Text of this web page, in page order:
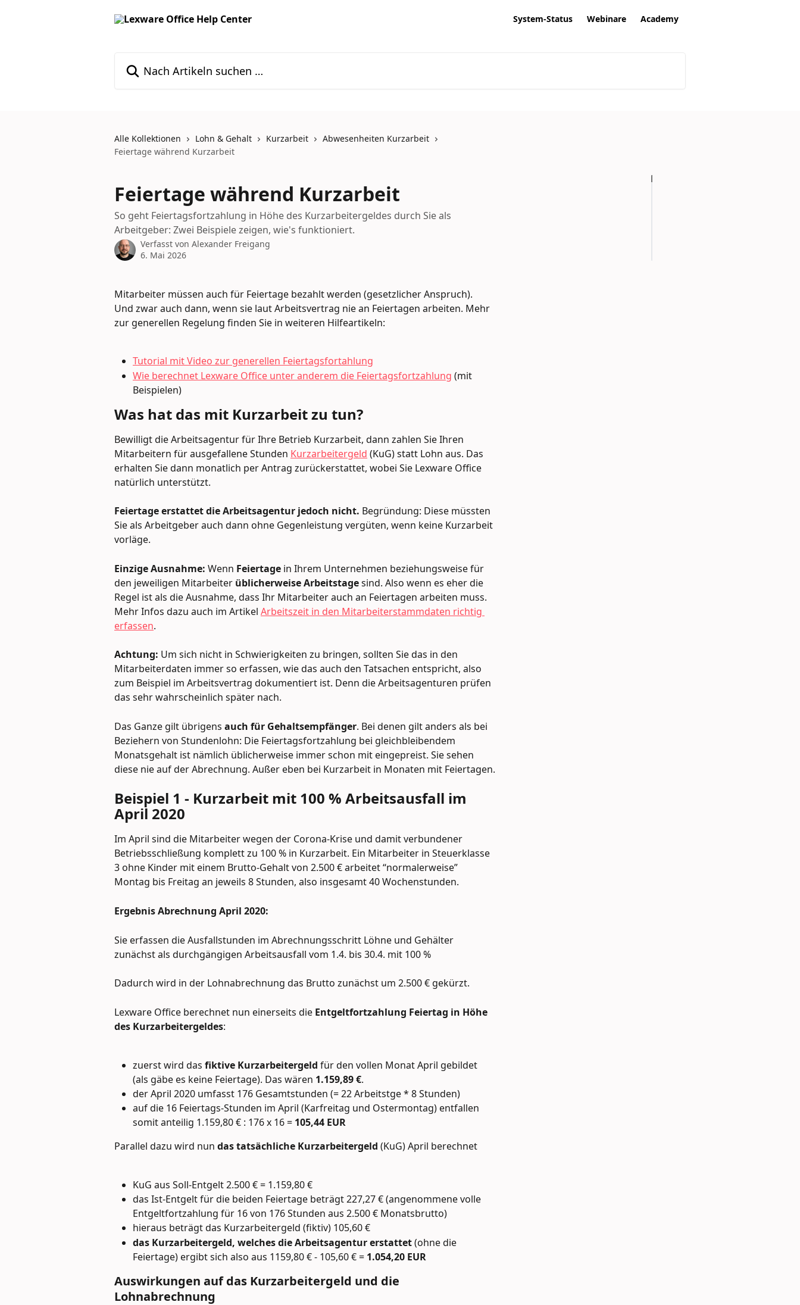
System-Status Webinare Academy
Alle Kollektionen Lohn & Gehalt Kurzarbeit
Abwesenheiten Kurzarbeit
Feiertage während Kurzarbeit
Feiertage während Kurzarbeit
So geht Feiertagsfortzahlung in Höhe des Kurzarbeitergeldes durch Sie als
Arbeitgeber: Zwei Beispiele zeigen, wie's funktioniert.
Verfasst von Alexander Freigang
6. Mai 2026
Mitarbeiter müssen auch für Feiertage bezahlt werden (gesetzlicher Anspruch).
Und zwar auch dann, wenn sie laut Arbeitsvertrag nie an Feiertagen arbeiten. Mehr
zur generellen Regelung finden Sie in weiteren Hilfeartikeln:
Tutorial mit Video zur generellen Feiertagsfortahlung
Wie berechnet Lexware Office unter anderem die Feiertagsfortzahlung (mit
Beispielen)
Was hat das mit Kurzarbeit zu tun?
Bewilligt die Arbeitsagentur für Ihre Betrieb Kurzarbeit, dann zahlen Sie Ihren
Mitarbeitern für ausgefallene Stunden Kurzarbeitergeld (KuG) statt Lohn aus. Das
erhalten Sie dann monatlich per Antrag zurückerstattet, wobei Sie Lexware Office
natürlich unterstützt.
Feiertage erstattet die Arbeitsagentur jedoch nicht. Begründung: Diese müssten
Sie als Arbeitgeber auch dann ohne Gegenleistung vergüten, wenn keine Kurzarbeit
vorläge.
Einzige Ausnahme: Wenn Feiertage in Ihrem Unternehmen beziehungsweise für
den jeweiligen Mitarbeiter üblicherweise Arbeitstage sind. Also wenn es eher die
Regel ist als die Ausnahme, dass Ihr Mitarbeiter auch an Feiertagen arbeiten muss.
Mehr Infos dazu auch im Artikel Arbeitszeit in den Mitarbeiterstammdaten richtig
erfassen.
Achtung: Um sich nicht in Schwierigkeiten zu bringen, sollten Sie das in den
Mitarbeiterdaten immer so erfassen, wie das auch den Tatsachen entspricht, also
zum Beispiel im Arbeitsvertrag dokumentiert ist. Denn die Arbeitsagenturen prüfen
das sehr wahrscheinlich später nach.
Das Ganze gilt übrigens auch für Gehaltsempfänger. Bei denen gilt anders als bei
Beziehern von Stundenlohn: Die Feiertagsfortzahlung bei gleichbleibendem
Monatsgehalt ist nämlich üblicherweise immer schon mit eingepreist. Sie sehen
diese nie auf der Abrechnung. Außer eben bei Kurzarbeit in Monaten mit Feiertagen.
Beispiel 1 - Kurzarbeit mit 100 % Arbeitsausfall im
April 2020
Im April sind die Mitarbeiter wegen der Corona-Krise und damit verbundener
Betriebsschließung komplett zu 100 % in Kurzarbeit. Ein Mitarbeiter in Steuerklasse
3 ohne Kinder mit einem Brutto-Gehalt von 2.500 € arbeitet “normalerweise”
Montag bis Freitag an jeweils 8 Stunden, also insgesamt 40 Wochenstunden.
Ergebnis Abrechnung April 2020:
Sie erfassen die Ausfallstunden im Abrechnungsschritt Löhne und Gehälter
zunächst als durchgängigen Arbeitsausfall vom 1.4. bis 30.4. mit 100 %
Dadurch wird in der Lohnabrechnung das Brutto zunächst um 2.500 € gekürzt.
Lexware Office berechnet nun einerseits die Entgeltfortzahlung Feiertag in Höhe
des Kurzarbeitergeldes:
zuerst wird das fiktive Kurzarbeitergeld für den vollen Monat April gebildet
(als gäbe es keine Feiertage). Das wären 1.159,89 €.
der April 2020 umfasst 176 Gesamtstunden (= 22 Arbeitstge * 8 Stunden)
auf die 16 Feiertags-Stunden im April (Karfreitag und Ostermontag) entfallen
somit anteilig 1.159,80 € : 176 x 16 = 105,44 EUR
Parallel dazu wird nun das tatsächliche Kurzarbeitergeld (KuG) April berechnet
KuG aus Soll-Entgelt 2.500 € = 1.159,80 €
das Ist-Entgelt für die beiden Feiertage beträgt 227,27 € (angenommene volle
Entgeltfortzahlung für 16 von 176 Stunden aus 2.500 € Monatsbrutto)
hieraus beträgt das Kurzarbeitergeld (fiktiv) 105,60 €
das Kurzarbeitergeld, welches die Arbeitsagentur erstattet (ohne die
Feiertage) ergibt sich also aus 1159,80 € - 105,60 € = 1.054,20 EUR
Auswirkungen auf das Kurzarbeitergeld und die
Lohnabrechnung